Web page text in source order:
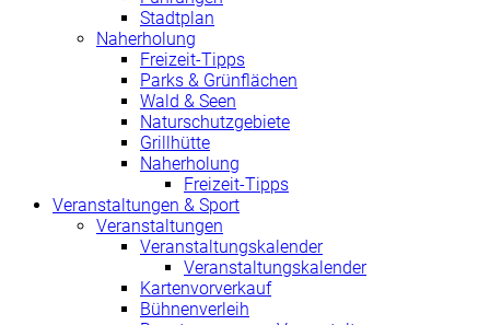
Stadtplan
Naherholung
Freizeit-Tipps
Parks & Grünflächen
Wald & Seen
Naturschutzgebiete
Grillhütte
Naherholung
Freizeit-Tipps
Veranstaltungen & Sport
Veranstaltungen
Veranstaltungskalender
Veranstaltungskalender
Kartenvorverkauf
Bühnenverleih